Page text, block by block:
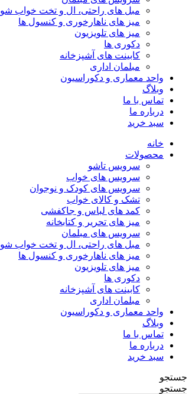
مبل های راحتی، ال و تخت خواب شو
میز های ناهارخوری و کنسول ها
میز های تلویزیون
دکوری ها
کابینت های آشپزخانه
مبلمان اداری
واحد معماری و دکوراسیون
وبلاگ
تماس با ما
درباره ما
سبد خرید
خانه
محصولات
سرویس تاشو
سرویس های خواب
سرویس های کودک و نوجوان
تشک و کالای خواب
کمد های لباس و جاکفشی
میز های تحریر و کتابخانه
سرویس های مبلمان
مبل های راحتی، ال و تخت خواب شو
میز های ناهارخوری و کنسول ها
میز های تلویزیون
دکوری ها
کابینت های آشپزخانه
مبلمان اداری
واحد معماری و دکوراسیون
وبلاگ
تماس با ما
درباره ما
سبد خرید
جستجو
جستجو